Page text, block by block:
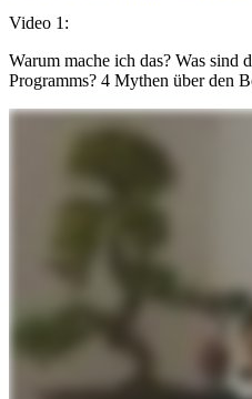
Video 1:
Warum mache ich das? Was sind
Programms? 4 Mythen über den